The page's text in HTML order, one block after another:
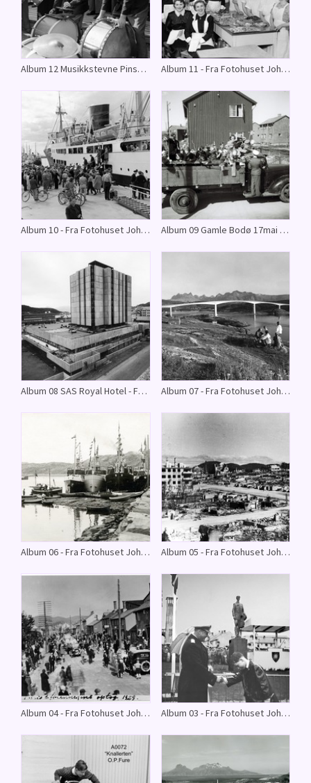
Album 12 Musikkstevne Pinsen 1954 - Fra Fotohuset Johnsons arkiv. Album 11 - Fra Fotohuset Johnsons arkiv.
Album 10 - Fra Fotohuset Johnsons arkiv. Album 09 Gamle Bodø 17mai 1946 - Fra Fotohuset Johnsons arkiv.
Album 08 SAS Royal Hotel - Fra Fotohuset Johnsons arkiv. Album 07 - Fra Fotohuset Johnsons arkiv.
Album 06 - Fra Fotohuset Johnsons arkiv. Album 05 - Fra Fotohuset Johnsons arkiv.
Album 04 - Fra Fotohuset Johnsons arkiv. Album 03 - Fra Fotohuset Johnsons arkiv.